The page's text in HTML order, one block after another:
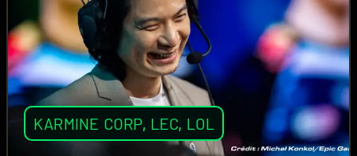
KARMINE CORP, LEC, LOL